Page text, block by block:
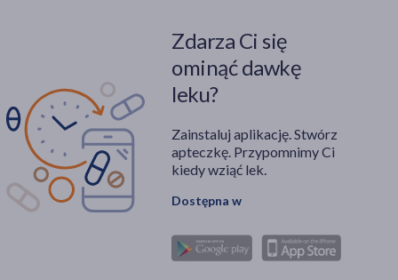
Zdarza Ci się
ominąć dawkę
leku?
Zainstaluj aplikację. Stwórz
apteczkę. Przypomnimy Ci
kiedy wziąć lek.
Dostępna w